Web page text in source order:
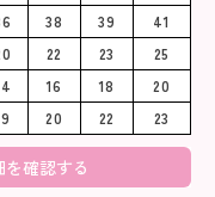
38 39
41
22 23
25
16 18
20
20 22 23
確認する